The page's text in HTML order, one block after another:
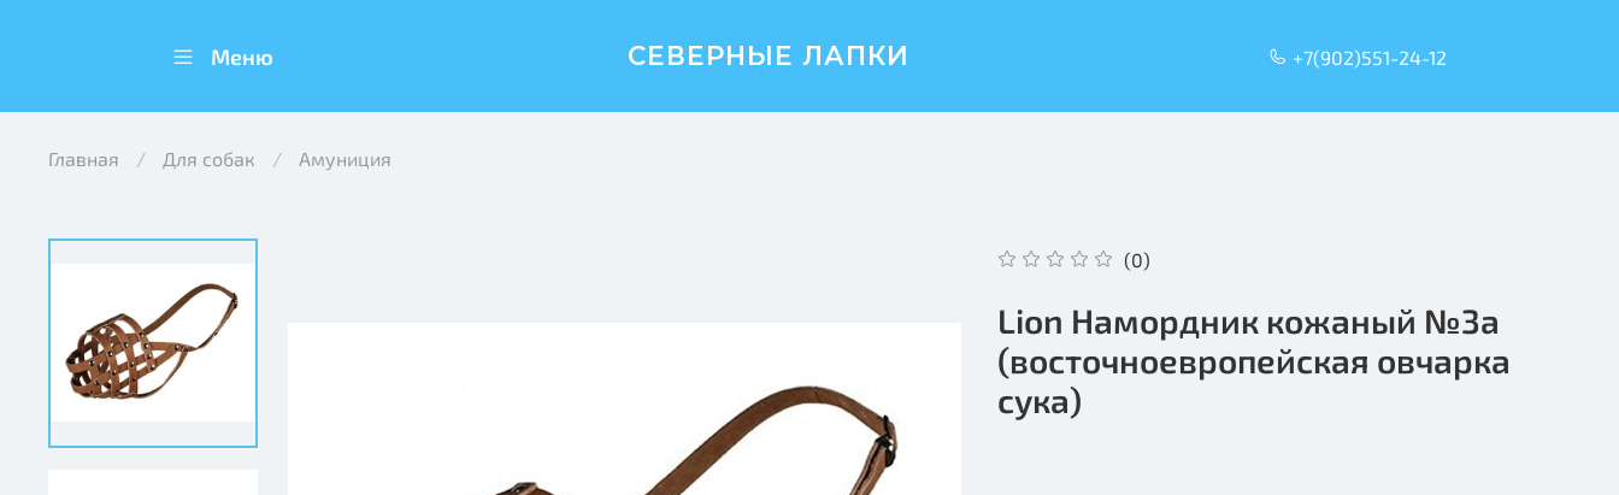
Меню СЕВЕРНЫЕ ЛАПКИ +7(902)551-24-12
Главная Для собак Амуниция
(0)
Lion Намордник кожаный №3а
(восточноевропейская овчарка
сука)